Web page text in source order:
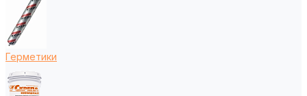
Герметики